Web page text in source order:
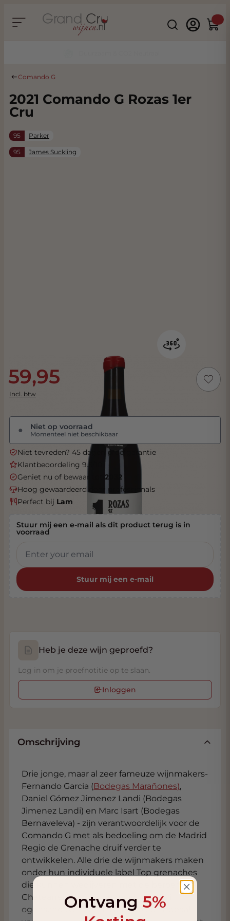
Search
Comando G
2021 Comando G Rozas 1er
Cru
95 Parker
95 James Suckling
59,95
Incl. btw
● Niet op voorraad
Momenteel niet beschikbaar
Niet tevreden? 45 dagen proefgarantie
Klantbeoordeling 9.5/10
Geniet nu of bewaar tot 2032
Hoog gewaardeerd door professionals
Perfect bij Lam
Stuur mij een e-mail als dit product terug is in
voorraad
Stuur mij een e-mail
Heb je deze wijn geproefd?
Log in om je proefnotitie op te slaan.
Inloggen
Omschrijving
Drie jonge, maar al zeer fameuze wijnmakers-
Fernando Garcia (Bodegas Marañones),
Daniel Gómez Jimenez Landi (Bodegas
Jimenez Landi) en Marc Isart (Bodegas
Bernaveleva) - zijn verantwoordelijk voor de
Comando G met als bedoeling om de Madrid
Regio de Grenache druif verder te
ontwikkelen. Alle drie de wijnmakers maken
onder hun individuele label Top grenaches
die kunnen wedijveren met de beroemde
Chateaneuf wijnen, zeker als je prijs in
ogenschouw neemt. Het gebied is ideaal
Ontvang 5%